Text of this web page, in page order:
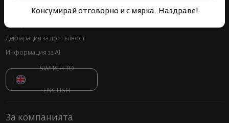
Консумирай отговорно и с мярка. Наздраве!
Често задавани въпроси
Прекратяване на винен абонамент
Декларация за достъпност
Информация за AI
SWITCH TO
ENGLISH
За компанията